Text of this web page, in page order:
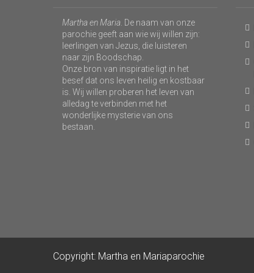
Martha en Maria . De naam van onze
parochie geeft aan wie wij willen zijn:
leerlingen van Jezus, die luisteren
naar zijn Boodschap.
Onze bron van inspiratie ligt in het
besef dat ons leven heilig en kostbaar
is. Wij willen proberen het leven van
alledag te verbinden met het
wonderlijke mysterie van ons
bestaan.
Copyright: Martha en Mariaparochie